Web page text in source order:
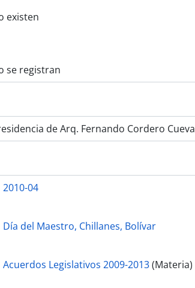
existen
se registran
de Arq. Fernando Cordero Cueva
2010-04
Día del Maestro, Chillanes, Bolívar
Acuerdos Legislativos 2009-2013(Materia)